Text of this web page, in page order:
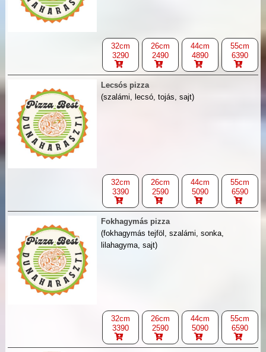
32cm
3290
26cm
2490
44cm
4890
55cm
6390
Lecsós pizza
(szalámi, lecsó, tojás, sajt)
32cm
3390
26cm
2590
44cm
5090
55cm
6590
Fokhagymás pizza
(fokhagymás tejföl, szalámi, sonka,
lilahagyma, sajt)
32cm
3390
26cm
2590
44cm
5090
55cm
6590